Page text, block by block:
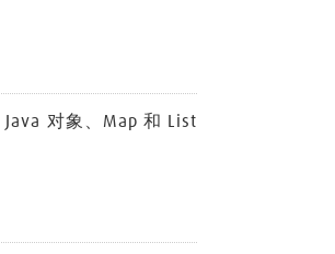
对象、Map 和 List